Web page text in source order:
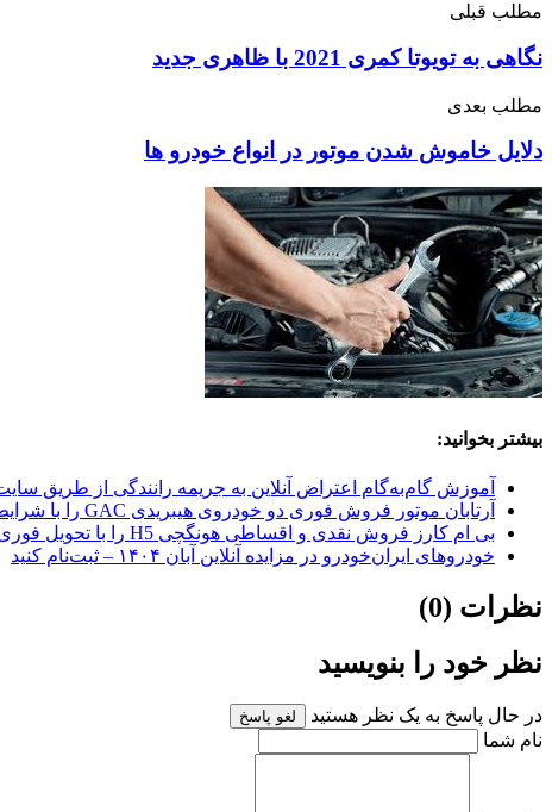
مطلب قبلی
نگاهی به تویوتا کمری 2021 با ظاهری جدید
مطلب بعدی
دلایل خاموش شدن موتور در انواع خودرو ها
بیشتر بخوانید:
آموزش گام‌به‌گام اعتراض آنلاین به جریمه رانندگی از طریق
آرتابان موتور فروش فوری دو خودروی هیبریدی GAC را با شرایط اقساطی و تحویل ۳۰ روزه اعلام کرد
بی ام کارز فروش نقدی و اقساطی هونگچی H5 را با تحویل فوری اعلام کرد
خودروهای ایران‌خودرو در مزایده آنلاین آبان ۱۴۰۴ – ثبت‌نام کنید
نظرات (0)
نظر خود را بنویسید
در حال پاسخ به یک نظر هستید لغو پاسخ
نام شما